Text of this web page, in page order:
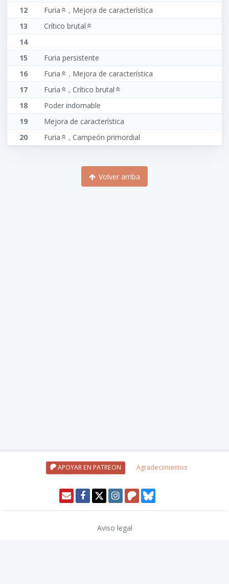
12
Furia , Mejora de característica
13
Crítico brutal
14
15
Furia persistente
16
Furia , Mejora de característica
17
Furia ,Crítico brutal
18
Poder indomable
19
Mejora de característica
20
Furia ,Campeón primordial
Volver arriba
APOYAR EN PATREON Agradecimientos
Aviso legal